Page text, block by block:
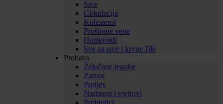
Srce
Cirkulacija
Kolesterol
Proširene vene
Hemeroidi
Sve za srce i krvne žile
Probava
Želučane tegobe
Zatvor
Proljev
Nadutost i vjetrovi
Probiotici